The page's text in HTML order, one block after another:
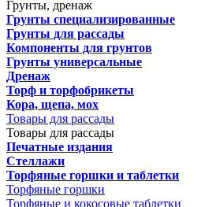
Грунты, дренаж
Грунты специализированные
Грунты для рассады
Компоненты для грунтов
Грунты универсальные
Дренаж
Торф и торфобрикеты
Кора, щепа, мох
Товары для рассады
Товары для рассады
Печатные издания
Стеллажи
Торфяные горшки и таблетки
Торфяные горшки
Торфяные и кокосовые таблетки